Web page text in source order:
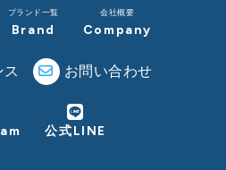
ブランド一覧
Brand
会社概要
Company
ス お問い合わせ
公式LINE